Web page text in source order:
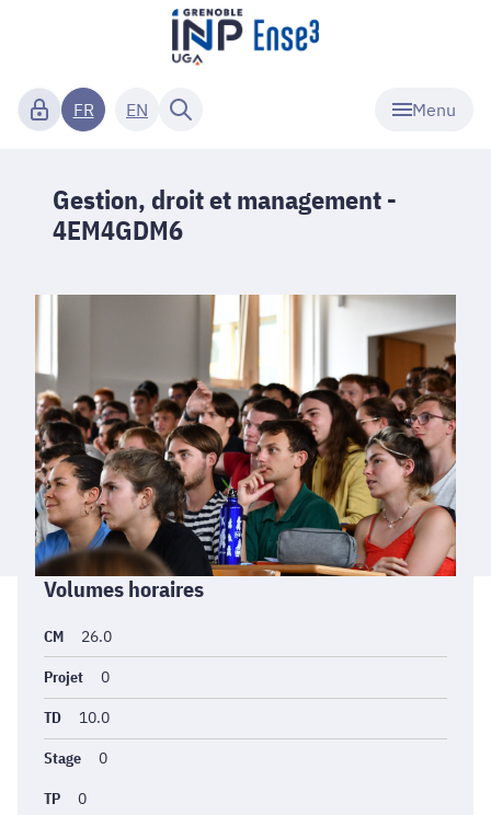
Menu
FR EN
Gestion, droit et management -
4EM4GDM6
Informations
générales
Volumes horaires
CM 26.0
Projet 0
TD 10.0
Stage 0
TP 0